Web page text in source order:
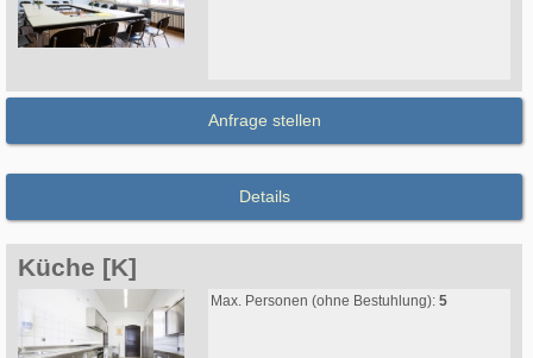
Anfrage stellen
Details
Küche [K]
Max. Personen (ohne Bestuhlung): 5